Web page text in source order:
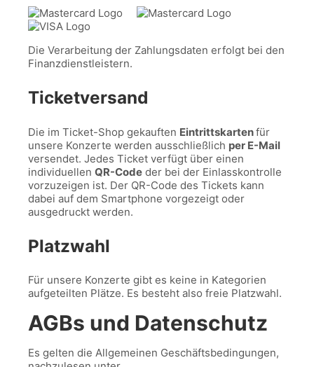
Die Verarbeitung der Zahlungsdaten erfolgt bei den
Finanzdienstleistern.
Ticketversand
Die im Ticket-Shop gekauften Eintrittskartenfür
unsere Konzerte werden ausschließlich per E-Mail
versendet. Jedes Ticket verfügt über einen
individuellen QR-Code der bei der Einlasskontrolle
vorzuzeigen ist. Der QR-Code des Tickets kann
dabei auf dem Smartphone vorgezeigt oder
ausgedruckt werden.
Platzwahl
Für unsere Konzerte gibt es keine in Kategorien
aufgeteilten Plätze. Es besteht also freie Platzwahl.
AGBs und Datenschutz
Es gelten die Allgemeinen Geschäftsbedingungen,